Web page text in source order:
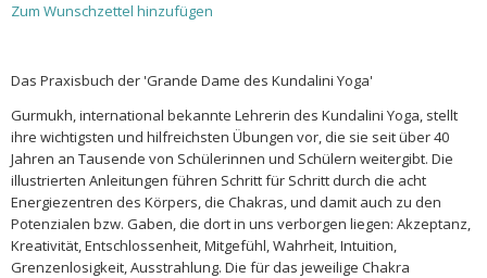
Zum Wunschzettel hinzufügen
Das Praxisbuch der 'Grande Dame des Kundalini Yoga'
Gurmukh, international bekannte Lehrerin des Kundalini Yoga, stellt
ihre wichtigsten und hilfreichsten Übungen vor, die sie seit über 40
Jahren an Tausende von Schülerinnen und Schülern weitergibt. Die
illustrierten Anleitungen führen Schritt für Schritt durch die acht
Energiezentren des Körpers, die Chakras, und damit auch zu den
Potenzialen bzw. Gaben, die dort in uns verborgen liegen: Akzeptanz,
Kreativität, Entschlossenheit, Mitgefühl, Wahrheit, Intuition,
Grenzenlosigkeit, Ausstrahlung. Die für das jeweilige Chakra